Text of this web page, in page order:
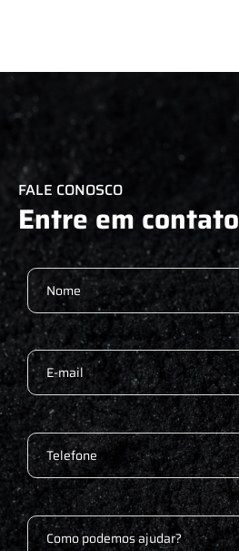
FALE CONOSCO
Entre em contato